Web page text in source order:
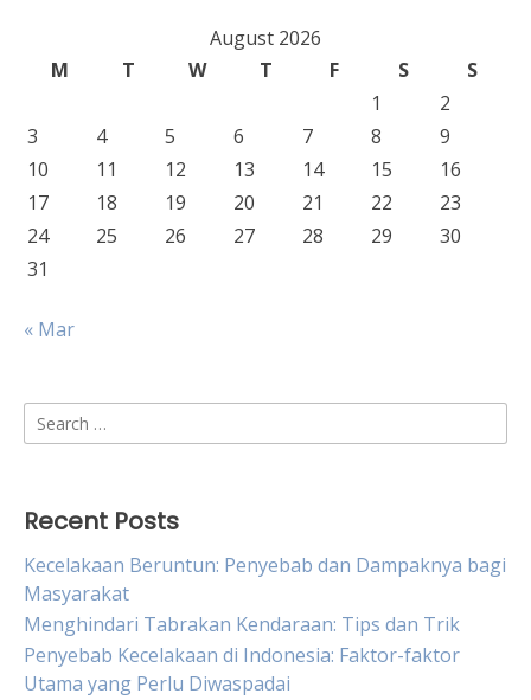
August 2026
M
T W T F S
S
1
2
3
4 5 6 7 8
9
10
11 12 13 14 15
16
17
18 19 20 21 22
23
24
25 26 27 28 29
30
31
« Mar
Search
for:
Recent Posts
Kecelakaan Beruntun: Penyebab dan Dampaknya bagi
Masyarakat
Menghindari Tabrakan Kendaraan: Tips dan Trik
Penyebab Kecelakaan di Indonesia: Faktor-faktor
Utama yang Perlu Diwaspadai